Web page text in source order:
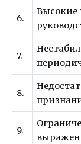
6.
Высокие
7.
8.
9.